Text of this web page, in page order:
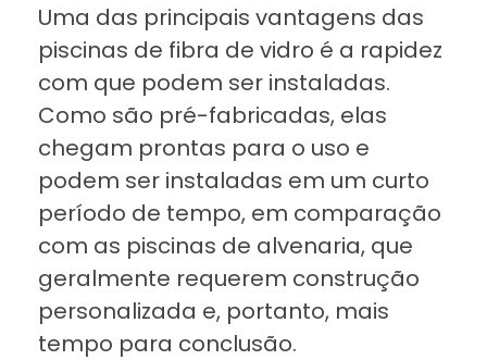
Uma das principais vantagens das
piscinas de fibra de vidro é a rapidez
com que podem ser instaladas.
Como são pré-fabricadas, elas
chegam prontas para o uso e
podem ser instaladas em um curto
período de tempo, em comparação
com as piscinas de alvenaria, que
geralmente requerem construção
personalizada e, portanto, mais
tempo para conclusão.